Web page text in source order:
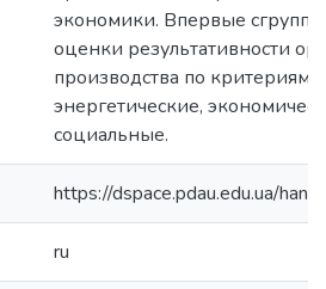
экономики. Впервые
оценки результативности
производства по критериям:
энергетические,
социальные.
https://dspace.pdau.edu.ua/
ru